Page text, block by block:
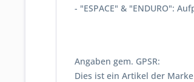
- "ESPACE" & "ENDURO":
Angaben gem. GPSR:
Dies ist ein Artikel der Marke